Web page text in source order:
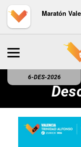
Maratón
6-DES-2026